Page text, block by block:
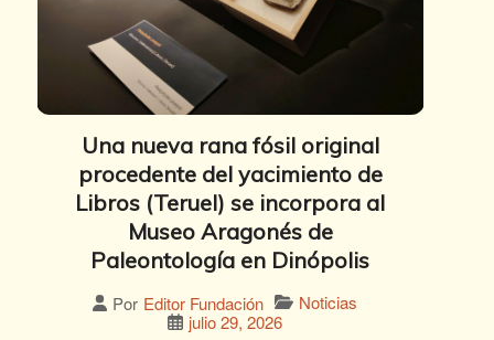
Una nueva rana fósil original
procedente del yacimiento de
Libros (Teruel) se incorpora al
Museo Aragonés de
Paleontología en Dinópolis
Por Editor Fundación
Noticias
julio 29, 2026